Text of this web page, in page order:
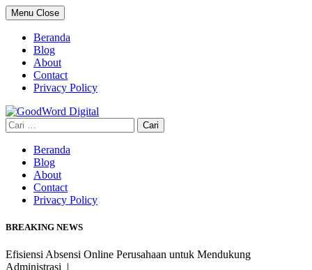
Skip
to
content
Menu Close
Beranda
Blog
About
Contact
Privacy Policy
Cari
untuk:
Beranda
Blog
About
Contact
Privacy Policy
BREAKING NEWS
Efisiensi Absensi Online Perusahaan untuk Mendukung
Administrasi |